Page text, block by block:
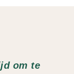
om te